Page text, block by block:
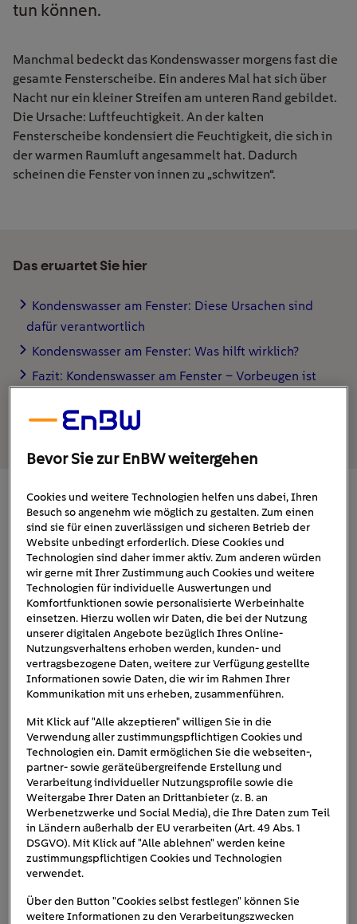
tun können.
Manchmal bedeckt das Kondenswasser morgens fast die
gesamte Fensterscheibe. Ein anderes Mal hat sich über
Nacht nur ein kleiner Streifen am unteren Rand gebildet.
Die Ursache: Luftfeuchtigkeit. An der kalten
Fensterscheibe kondensiert die Feuchtigkeit, die sich in
der warmen Raumluft angesammelt hat. Dadurch
scheinen die Fenster von innen zu „schwitzen“.
Das erwartet Sie hier
Kondenswasser am Fenster: Diese Ursachen sind
dafür verantwortlich
Kondenswasser am Fenster: Was hilft wirklich?
Fazit: Kondenswasser am Fenster – Vorbeugen ist
Kondenswasser am Fenster: Diese
Ursachen sind dafür verantwortlich
Warum schwitzen Fenster? Ohne allzu sehr in
physikalische Details einzutauchen: Kondenswasser
entsteht durch das Zusammenspiel von Luftfeuchtigkeit
und Temperaturunterschieden.Warme Luft kann
mehr Feuchtigkeit halten als kalte Luft.Trifft
warme, feuchte Innenraumluft auf die deutlich kältere
Oberfläche einer Fensterscheibe, kühlt sie ab, und die
Feuchtigkeit kondensiert. Die Wassermoleküle wechseln
den Aggregatzustand: von gasförmig zu flüssig.
Dieser Prozess wird durchschlechte Isolierung und
Wärmebrücken an Fensternbegünstigt. Kochen,
Duschen und Wäschetrocknen erhöhen ebenfalls die
Raumluftfeuchtigkeit und sorgen dafür, dass das Risiko
für Kondenswasserbildung steigt.
Wie viel Kondenswasser am
Fenster ist normal?
Bevor Sie zur EnBW weitergehen
Cookies und weitere Technologien helfen uns dabei, Ihren
Besuch so angenehm wie möglich zu gestalten. Zum einen
sind sie für einen zuverlässigen und sicheren Betrieb der
Website unbedingt erforderlich. Diese Cookies und
Technologien sind daher immer aktiv. Zum anderen würden
wir gerne mit Ihrer Zustimmung auch Cookies und weitere
Technologien für individuelle Auswertungen und
Komfortfunktionen sowie personalisierte Werbeinhalte
einsetzen. Hierzu wollen wir Daten, die bei der Nutzung
unserer digitalen Angebote bezüglich Ihres Online-
Nutzungsverhaltens erhoben werden, kunden- und
vertragsbezogene Daten, weitere zur Verfügung gestellte
Informationen sowie Daten, die wir im Rahmen Ihrer
Kommunikation mit uns erheben, zusammenführen.
Mit Klick auf "Alle akzeptieren" willigen Sie in die
Verwendung aller zustimmungspflichtigen Cookies und
Technologien ein. Damit ermöglichen Sie die webseiten-,
partner- sowie geräteübergreifende Erstellung und
Verarbeitung individueller Nutzungsprofile sowie die
Weitergabe Ihrer Daten an Drittanbieter (z. B. an
Werbenetzwerke und Social Media), die Ihre Daten zum Teil
in Ländern außerhalb der EU verarbeiten (Art. 49 Abs. 1
DSGVO). Mit Klick auf "Alle ablehnen" werden keine
zustimmungspflichtigen Cookies und Technologien
verwendet.
Über den Button "Cookies selbst festlegen" können Sie
weitere Informationen zu den Verarbeitungszwecken